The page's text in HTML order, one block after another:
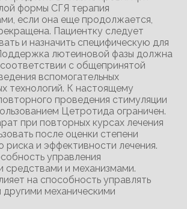
формы СГЯ терапия
если она еще продолжается,
Пациентку следует
и назначить специфическую для
лютеиновой фазы должна
с общепринятой
вспомогательных
технологий. К настоящему
проведения стимуляции
Цетротида ограничен.
при повторных курсах лечения
после оценки степени
риска и эффективности лечения.
управления
средствами и механизмами.
на способность управлять
механическими